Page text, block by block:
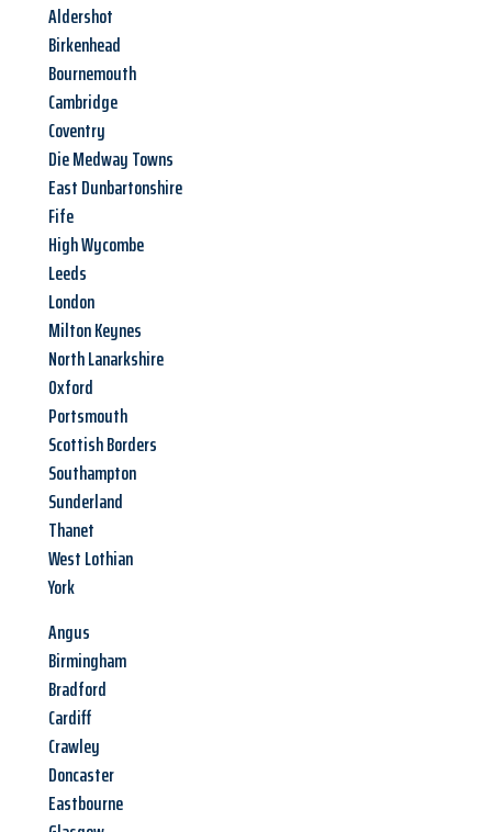
Aldershot
Birkenhead
Bournemouth
Cambridge
Coventry
Die Medway Towns
East Dunbartonshire
Fife
High Wycombe
Leeds
London
Milton Keynes
North Lanarkshire
Oxford
Portsmouth
Scottish Borders
Southampton
Sunderland
Thanet
West Lothian
York
Angus
Birmingham
Bradford
Cardiff
Crawley
Doncaster
Eastbourne